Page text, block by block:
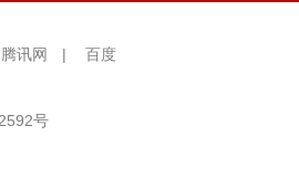
腾讯网 | 百度
号